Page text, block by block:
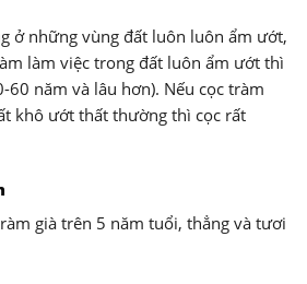
ở những vùng đất luôn luôn ẩm ướt,
làm việc trong đất luôn ẩm ướt thì
60 năm và lâu hơn). Nếu cọc tràm
khô ướt thất thường thì cọc rất
già trên 5 năm tuổi, thẳng và tươi